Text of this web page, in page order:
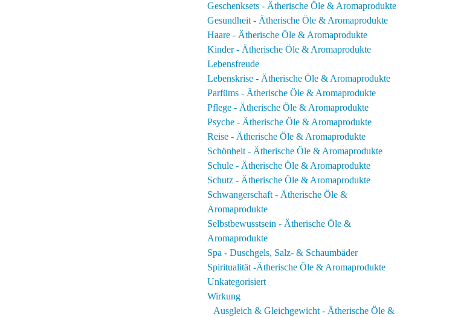
Geschenksets - Ätherische Öle & Aromaprodukte
Gesundheit - Ätherische Öle & Aromaprodukte
Haare - Ätherische Öle & Aromaprodukte
Kinder - Ätherische Öle & Aromaprodukte
Lebensfreude
Lebenskrise - Ätherische Öle & Aromaprodukte
Parfüms - Ätherische Öle & Aromaprodukte
Pflege - Ätherische Öle & Aromaprodukte
Psyche - Ätherische Öle & Aromaprodukte
Reise - Ätherische Öle & Aromaprodukte
Schönheit - Ätherische Öle & Aromaprodukte
Schule - Ätherische Öle & Aromaprodukte
Schutz - Ätherische Öle & Aromaprodukte
Schwangerschaft - Ätherische Öle &
Aromaprodukte
Selbstbewusstsein - Ätherische Öle &
Aromaprodukte
Spa - Duschgels, Salz- & Schaumbäder
Spiritualität -Ätherische Öle & Aromaprodukte
Unkategorisiert
Wirkung
Ausgleich & Gleichgewicht - Ätherische Öle &